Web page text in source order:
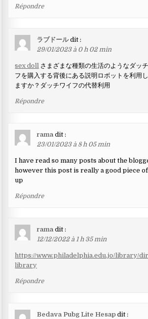
Répondre
ラブドール dit :
29/01/2023 à 0 h 02 min
sex doll さまざまな種類の生活のようなダッ
フを購入する背後にある説明ロボットを利用
ますか？ダッチワイフの代替利用
Répondre
rama dit :
23/01/2023 à 8 h 05 min
I have read so many posts about the
however this post is really a good piece
up
Répondre
rama dit :
12/12/2022 à 1 h 35 min
https://www.philadelphia.edu.jo/library/
library
Répondre
Bedava Pubg Lite Hesap dit :